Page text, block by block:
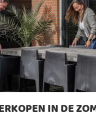
IN DE